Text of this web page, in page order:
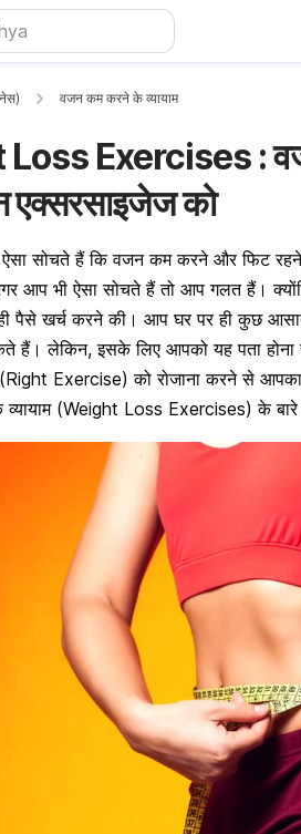
वजन कम करने के व्यायाम
Exercises :
एक्सरसाइजेज को
सोचते हैं किवजन कम करने और फिट
आप भी ऐसा सोचते हैं तो आप गलत हैं।
पैसे खर्च करने की। आप घर पर ही कुछ
लेकिन, इसके लिए आपको यह पता होना
Exercise) को रोजाना करने से
(Weight Loss Exercises) के बारे